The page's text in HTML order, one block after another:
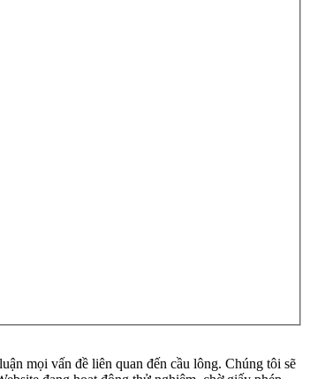
mọi vấn đề liên quan đến cầu lông. Chúng tôi sẽ